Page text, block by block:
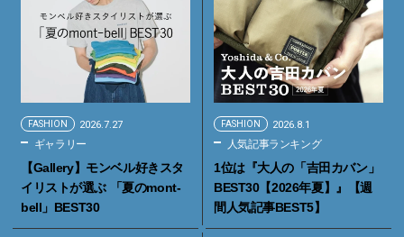
FASHION 2026.7.27
ギャラリー
【Gallery】モンベル好きスタ
イリストが選ぶ 「夏のmont-
bell」BEST30
FASHION 2026.8.1
人気記事ランキング
1位は『大人の「吉田カバン」
BEST30【2026年夏】』【週
間人気記事BEST5】